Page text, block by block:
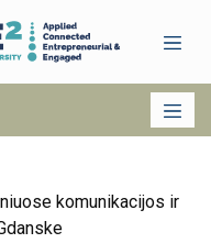
komunikacijos ir